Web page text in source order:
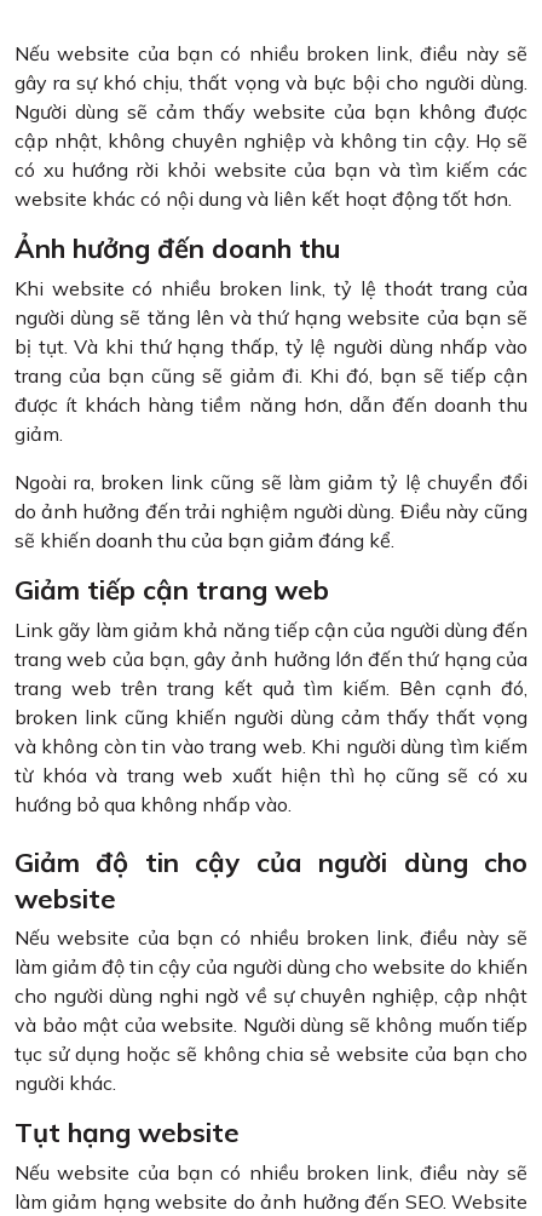
Nếu website của bạn có nhiều broken link, điều này sẽ
gây ra sự khó chịu, thất vọng và bực bội cho người dùng.
Người dùng sẽ cảm thấy website của bạn không được
cập nhật, không chuyên nghiệp và không tin cậy. Họ sẽ
có xu hướng rời khỏi website của bạn và tìm kiếm các
website khác có nội dung và liên kết hoạt động tốt hơn.
Ảnh hưởng đến doanh thu
Khi website có nhiều broken link, tỷ lệ thoát trang của
người dùng sẽ tăng lên và thứ hạng website của bạn sẽ
bị tụt. Và khi thứ hạng thấp, tỷ lệ người dùng nhấp vào
trang của bạn cũng sẽ giảm đi. Khi đó, bạn sẽ tiếp cận
được ít khách hàng tiềm năng hơn, dẫn đến doanh thu
giảm.
Ngoài ra, broken link cũng sẽ làm giảm tỷ lệ chuyển đổi
do ảnh hưởng đến trải nghiệm người dùng. Điều này cũng
sẽ khiến doanh thu của bạn giảm đáng kể.
Giảm tiếp cận trang web
Link gãy làm giảm khả năng tiếp cận của người dùng đến
trang web của bạn, gây ảnh hưởng lớn đến thứ hạng của
trang web trên trang kết quả tìm kiếm. Bên cạnh đó,
broken link cũng khiến người dùng cảm thấy thất vọng
và không còn tin vào trang web. Khi người dùng tìm kiếm
từ khóa và trang web xuất hiện thì họ cũng sẽ có xu
hướng bỏ qua không nhấp vào.
Giảm độ tin cậy của người dùng cho
website
Nếu website của bạn có nhiều broken link, điều này sẽ
làm giảm độ tin cậy của người dùng cho website do khiến
cho người dùng nghi ngờ về sự chuyên nghiệp, cập nhật
và bảo mật của website. Người dùng sẽ không muốn tiếp
tục sử dụng hoặc sẽ không chia sẻ website của bạn cho
người khác.
Tụt hạng website
Nếu website của bạn có nhiều broken link, điều này sẽ
làm giảm hạng website do ảnh hưởng đến SEO. Website